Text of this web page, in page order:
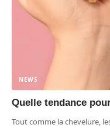
NEWS
Quelle tendance
Tout comme la chevelure,